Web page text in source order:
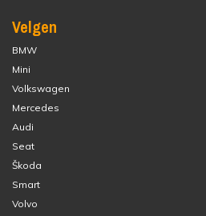
Velgen
BMW
Mini
Volkswagen
Mercedes
Audi
Seat
Škoda
Smart
Volvo